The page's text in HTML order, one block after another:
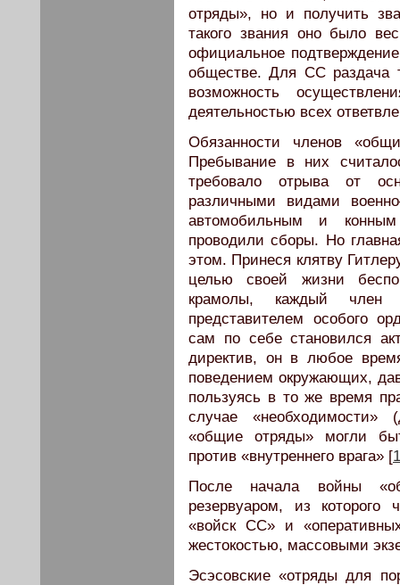
отряды», но и получить
такого звания оно было
официальное
обществе. Для СС раздача
возможность
деятельностью всех
Обязанности членов
Пребывание в них
требовало отрыва от
различными видами
автомобильным и
проводили сборы. Но
этом. Принеся клятву
целью своей жизни
крамолы, каждый член
представителем особого
сам по себе становился
директив, он в любое
поведением окружающих,
пользуясь в то же время
случае «необходимости»
«общие отряды» могли
против «внутреннего врага» [
После начала войны
резервуаром, из
«войск СС» и
жестокостью, массовыми
Эсэсовские «отряды для